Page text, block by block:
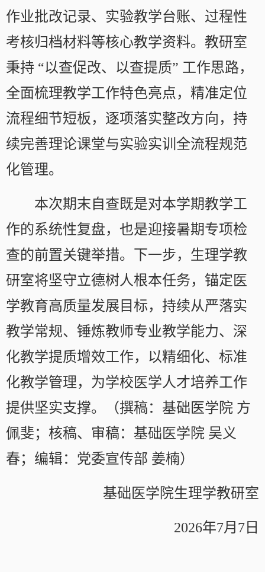
作业批改记录、实验教学台账、过程性
考核归档材料等核心教学资料。教研室
秉持 “以查促改、以查提质” 工作思路，
全面梳理教学工作特色亮点，精准定位
流程细节短板，逐项落实整改方向，持
续完善理论课堂与实验实训全流程规范
化管理。
本次期末自查既是对本学期教学工
作的系统性复盘，也是迎接暑期专项检
查的前置关键举措。下一步，生理学教
研室将坚守立德树人根本任务，锚定医
学教育高质量发展目标，持续从严落实
教学常规、锤炼教师专业教学能力、深
化教学提质增效工作，以精细化、标准
化教学管理，为学校医学人才培养工作
提供坚实支撑。（撰稿：基础医学院 方
佩斐；核稿、审稿：基础医学院 吴义
春；编辑：党委宣传部 姜楠）
基础医学院生理学教研室
2026年7月7日